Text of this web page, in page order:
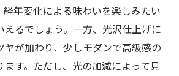
経年変化による味わいを楽しみたい
えるでしょう。一方、光沢仕上げに
ヤが加わり、少しモダンで高級感の
ます。ただし、光の加減によって見